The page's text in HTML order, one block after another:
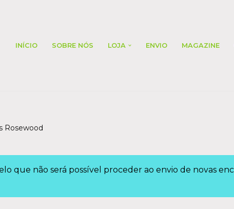
INÍCIO SOBRE NÓS LOJA ENVIO MAGAZINE
Rosewood
que não será possível proceder ao envio de novas